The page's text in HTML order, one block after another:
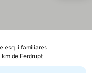
esqui familiares
km de Ferdrupt